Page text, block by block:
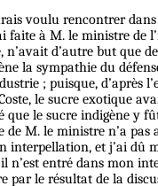
voulu rencontrer
faite à M. le ministre de
n’avait d’autre but que
la sympathie du
; puisque, d’après
le sucre exotique
que le sucre indigène y
de M. le ministre n’a pas
interpellation, et j’ai dû
n’est entré dans mon
par le résultat de la